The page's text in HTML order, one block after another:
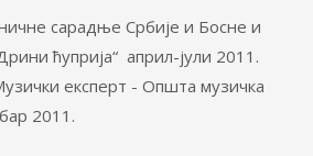
сарадње Србије и Босне и
ћуприја“ април-јули 2011.
експерт - Општа музичка
2011.